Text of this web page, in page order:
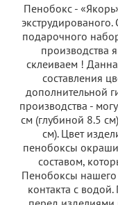
Пенобокс -
подарочного
производства
склеиваем !
составления
дополнительной
производства -
см (глубиной 8.5
см). Цвет
пенобоксы
составом,
Пенобоксы нашего
контакта с